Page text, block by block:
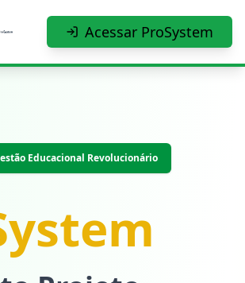
principal
Acessar ProSystem
Educacional Revolucionário